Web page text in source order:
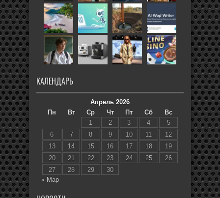
КАЛЕНДАРЬ
Апрель 2026
Пн
Вт Ср Чт Пт Сб
Вс
1
2 3 4
5
6
7 8 9 10 11
12
13
14 15 16 17 18
19
20
21 22 23 24 25
26
27
28 29
30
« Мар